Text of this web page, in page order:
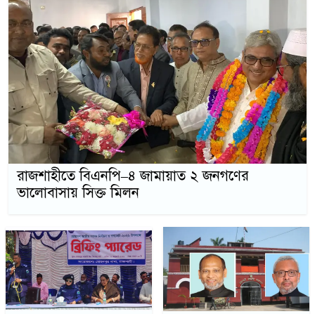
রাজশাহীতে বিএনপি–৪ জামায়াত ২ জনগণের
ভালোবাসায় সিক্ত মিলন